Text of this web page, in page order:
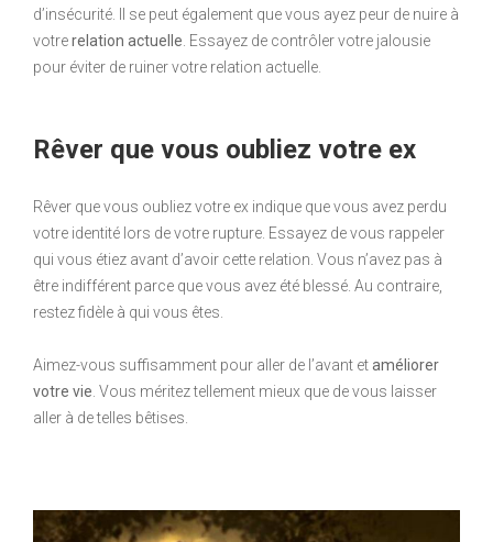
d’insécurité. Il se peut également que vous ayez peur de nuire à
votrerelation actuelle . Essayez de contrôler votre jalousie
pour éviter de ruiner votre relation actuelle.
Rêver que vous oubliez votre ex
Rêver que vous oubliez votre ex indique que vous avez perdu
votre identité lors de votre rupture. Essayez de vous rappeler
qui vous étiez avant d’avoir cette relation. Vous n’avez pas à
être indifférent parce que vous avez été blessé. Au contraire,
restez fidèle à qui vous êtes.
Aimez-vous suffisamment pour aller de l’avant etaméliorer
votre vie . Vous méritez tellement mieux que de vous laisser
aller à de telles bêtises.